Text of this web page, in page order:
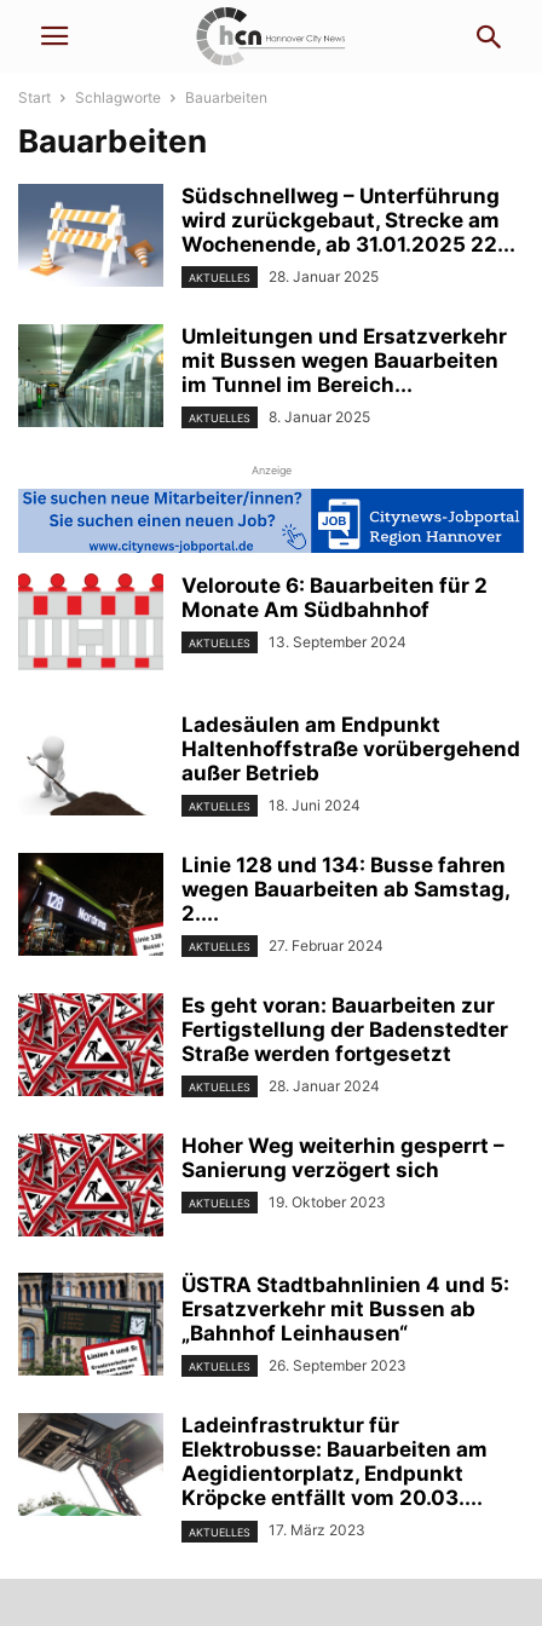
Start Schlagworte Bauarbeiten
Bauarbeiten
Südschnellweg – Unterführung
wird zurückgebaut, Strecke am
Wochenende, ab 31.01.2025 22...
AKTUELLES 28. Januar 2025
Umleitungen und Ersatzverkehr
mit Bussen wegen Bauarbeiten
im Tunnel im Bereich...
AKTUELLES 8. Januar 2025
Anzeige
Veloroute 6: Bauarbeiten für 2
Monate Am Südbahnhof
AKTUELLES 13. September 2024
Ladesäulen am Endpunkt
Haltenhoffstraße vorübergehend
außer Betrieb
AKTUELLES 18. Juni 2024
Linie 128 und 134: Busse fahren
wegen Bauarbeiten ab Samstag,
2....
AKTUELLES 27. Februar 2024
Es geht voran: Bauarbeiten zur
Fertigstellung der Badenstedter
Straße werden fortgesetzt
AKTUELLES 28. Januar 2024
Hoher Weg weiterhin gesperrt –
Sanierung verzögert sich
AKTUELLES 19. Oktober 2023
ÜSTRA Stadtbahnlinien 4 und 5:
Ersatzverkehr mit Bussen ab
„Bahnhof Leinhausen“
AKTUELLES 26. September 2023
Ladeinfrastruktur für
Elektrobusse: Bauarbeiten am
Aegidientorplatz, Endpunkt
Kröpcke entfällt vom 20.03....
AKTUELLES 17. März 2023